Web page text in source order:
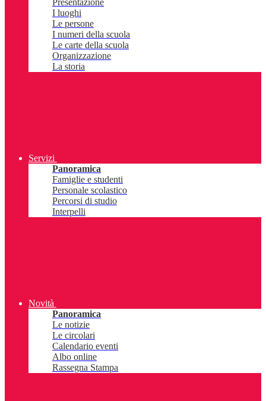
Presentazione
I luoghi
Le persone
I numeri della scuola
Le carte della scuola
Organizzazione
La storia
Servizi
Panoramica
Famiglie e studenti
Personale scolastico
Percorsi di studio
Interpelli
Novità
Panoramica
Le notizie
Le circolari
Calendario eventi
Albo online
Rassegna Stampa